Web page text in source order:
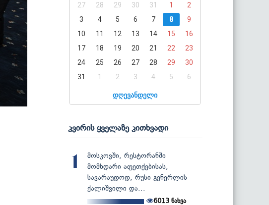
27
28 29 30 31 1
2
3
4 5 6 7 8
9
10
11 12 13 14 15
16
17
18 19 20 21 22
23
24
25 26 27 28 29
30
31
1 2 3 4 5 6
დღევანდელი
კვირის ყველაზე კითხვადი
1
მოსკოვში, რესტორანში
მომხდარი აფეთქებისას,
სავარაუდოდ, რუსი გენერლის
ქალიშვილი და...
6013 ნახვა